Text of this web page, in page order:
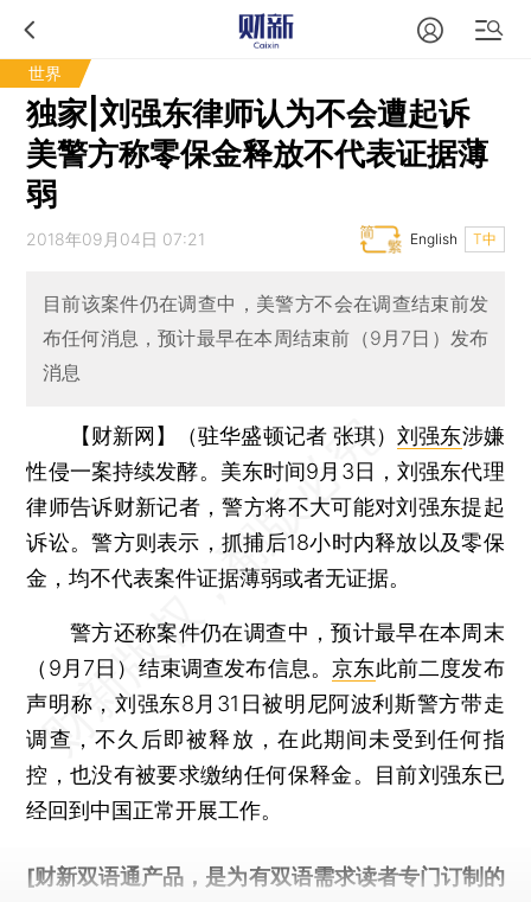
世界
独家|刘强东律师认为不会遭起诉
美警方称零保金释放不代表证据薄
弱
2018年09月04日 07:21 T中
English
目前该案件仍在调查中，美警方不会在调查结束前发
布任何消息，预计最早在本周结束前（9月7日）发布
消息
【财新网】（驻华盛顿记者 张琪）刘强东涉嫌
性侵一案持续发酵。美东时间9月3日，刘强东代理
律师告诉财新记者，警方将不大可能对刘强东提起
诉讼。警方则表示，抓捕后18小时内释放以及零保
金，均不代表案件证据薄弱或者无证据。
警方还称案件仍在调查中，预计最早在本周末
（9月7日）结束调查发布信息。京东此前二度发布
声明称，刘强东8月31日被明尼阿波利斯警方带走
调查，不久后即被释放，在此期间未受到任何指
控，也没有被要求缴纳任何保释金。目前刘强东已
经回到中国正常开展工作。
[财新双语通产品，是为有双语需求读者专门订制的